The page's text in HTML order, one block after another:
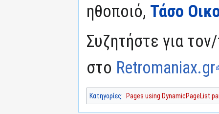
ηθοποιό, Τάσο
Συζητήστε για
στο Retromaniax.gr
Κατηγορίες: Pages using DynamicPageList